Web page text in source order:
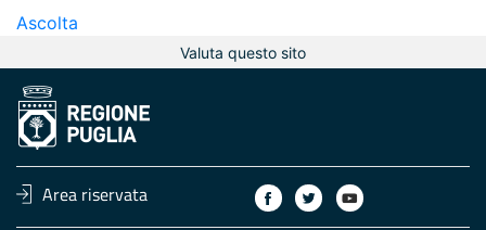
Ascolta
Valuta questo sito
Area riservata